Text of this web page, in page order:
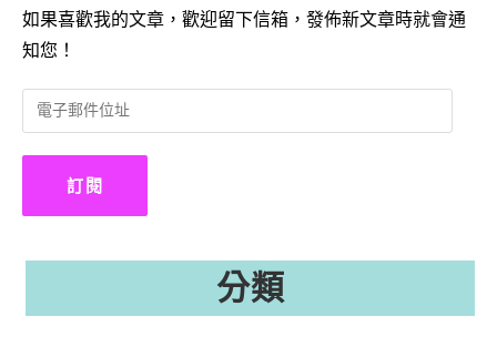
如果喜歡我的文章，歡迎留下信箱，發佈新文章時就會通
知您！
子
郵
位
訂閱
分類